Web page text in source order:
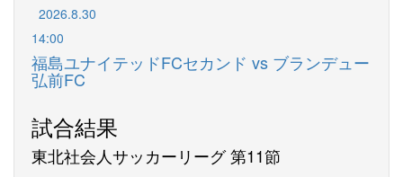
2026.8.30
14:00
福島ユナイテッドFCセカンド vs ブランデュー
弘前FC
試合結果
東北社会人サッカーリーグ 第11節